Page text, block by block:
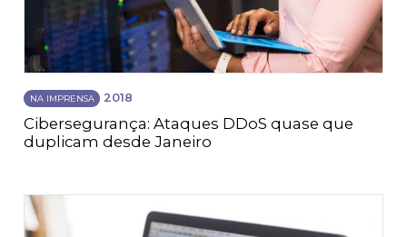
NA IMPRENSA 2018
Cibersegurança: Ataques DDoS quase que
duplicam desde Janeiro